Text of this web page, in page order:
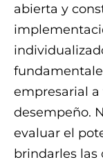
abierta y
empresarial a
desempeño.
evaluar el
brindarles